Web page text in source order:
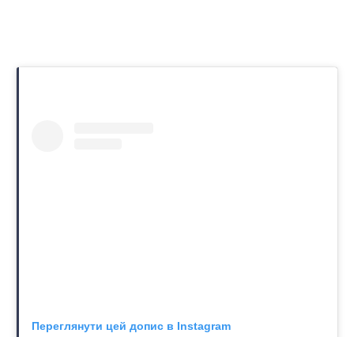
Переглянути цей допис в Instagram